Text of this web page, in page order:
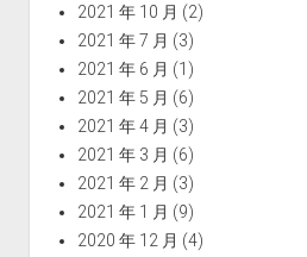
2021 年 10 月 (2)
2021 年 7 月 (3)
2021 年 6 月 (1)
2021 年 5 月 (6)
2021 年 4 月 (3)
2021 年 3 月 (6)
2021 年 2 月 (3)
2021 年 1 月 (9)
2020 年 12 月 (4)